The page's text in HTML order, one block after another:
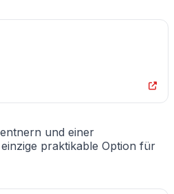
und einer
praktikable Option für